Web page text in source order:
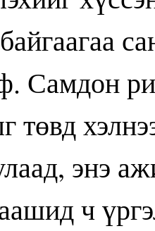
Самдон
төвд
энэ
ч